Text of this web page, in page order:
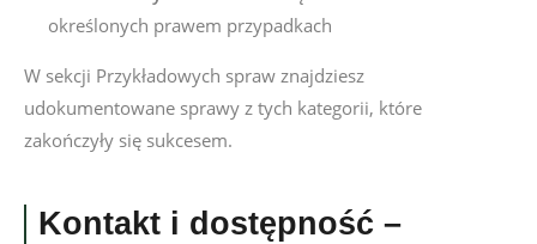
określonych prawem przypadkach
W sekcji Przykładowych spraw znajdziesz
udokumentowane sprawy z tych kategorii, które
zakończyły się sukcesem.
Kontakt i dostępność –